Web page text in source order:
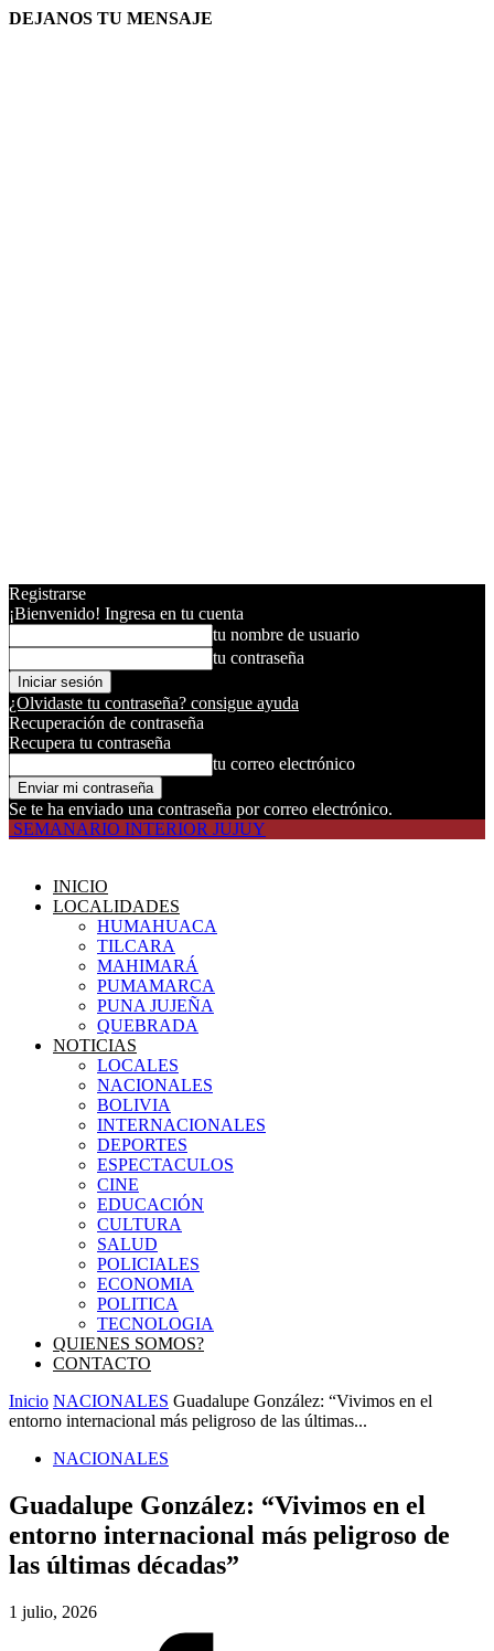
DEJANOS TU MENSAJE
Registrarse
¡Bienvenido! Ingresa en tu cuenta
tu nombre de usuario
tu contraseña
¿Olvidaste tu contraseña? consigue ayuda
Recuperación de contraseña
Recupera tu contraseña
tu correo electrónico
Se te ha enviado una contraseña por correo electrónico.
SEMANARIO INTERIOR JUJUY
INICIO
LOCALIDADES
HUMAHUACA
TILCARA
MAHIMARÁ
PUMAMARCA
PUNA JUJEÑA
QUEBRADA
NOTICIAS
LOCALES
NACIONALES
BOLIVIA
INTERNACIONALES
DEPORTES
ESPECTACULOS
CINE
EDUCACIÓN
CULTURA
SALUD
POLICIALES
ECONOMIA
POLITICA
TECNOLOGIA
QUIENES SOMOS?
CONTACTO
Inicio NACIONALES Guadalupe González: “Vivimos en el
entorno internacional más peligroso de las últimas...
NACIONALES
Guadalupe González: “Vivimos en el
entorno internacional más peligroso de
las últimas décadas”
1 julio, 2026